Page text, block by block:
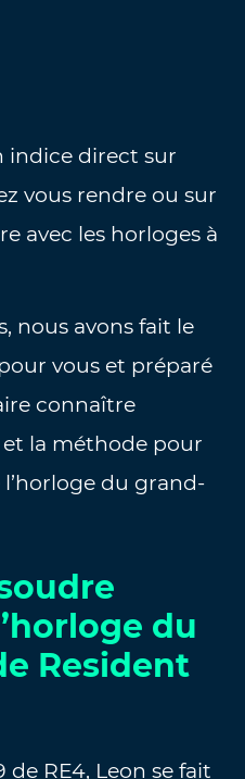
indice direct sur
vous rendre ou sur
avec les horloges à
nous avons fait le
vous et préparé
connaître
et la méthode pour
l’horloge du grand-
du
Resident
RE4, Leon se fait